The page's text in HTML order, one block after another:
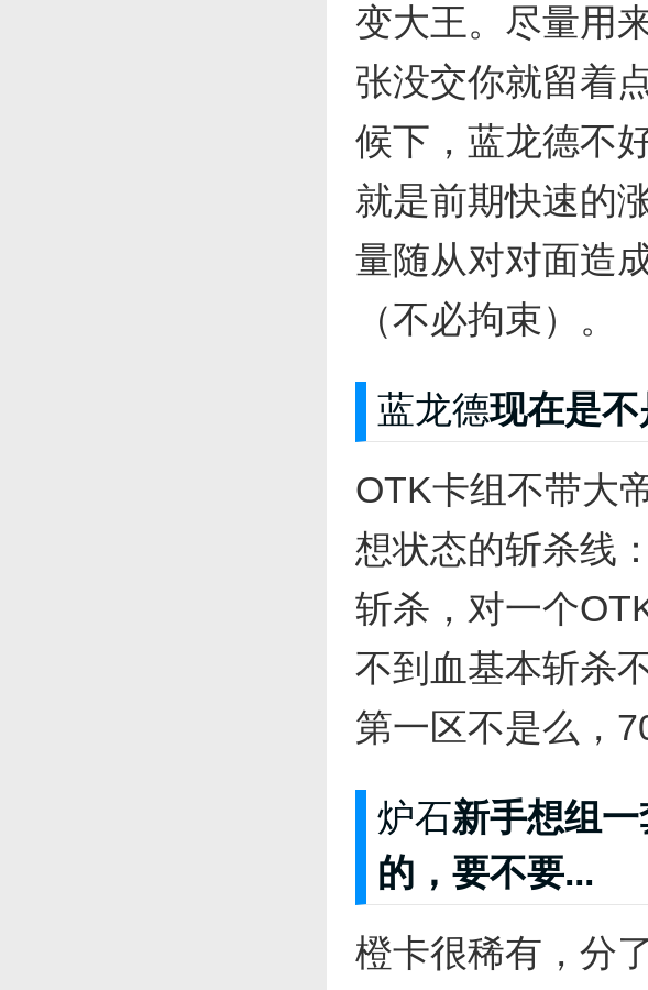
变大王。尽量用
张没交你就留着
候下，蓝龙德不
就是前期快速的
量随从对对面造
（不必拘束）。
蓝龙德现在是
OTK卡组不带大
想状态的斩杀线
斩杀，对一个
不到血基本斩杀
第一区不是么，
炉石新手想组一
的，要不要...
橙卡很稀有，分